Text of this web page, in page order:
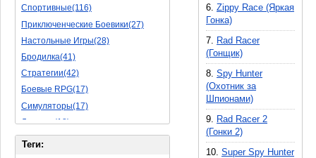
6.Zippy Race (Яркая
Гонка)
7.
Rad Racer
(Гонщик)
8.Spy Hunter
(Охотник за
Шпионами)
9.
Rad Racer 2
(Гонки 2)
10.Super Spy Hunter
Спортивные(116)
Приключенческие Боевики(27)
Настольные Игры(28)
Бродилка(41)
Стратегии(42)
Боевые RPG(17)
Симуляторы(17)
Леталки(18)
Симуляторы Жизни(40)
Теги: